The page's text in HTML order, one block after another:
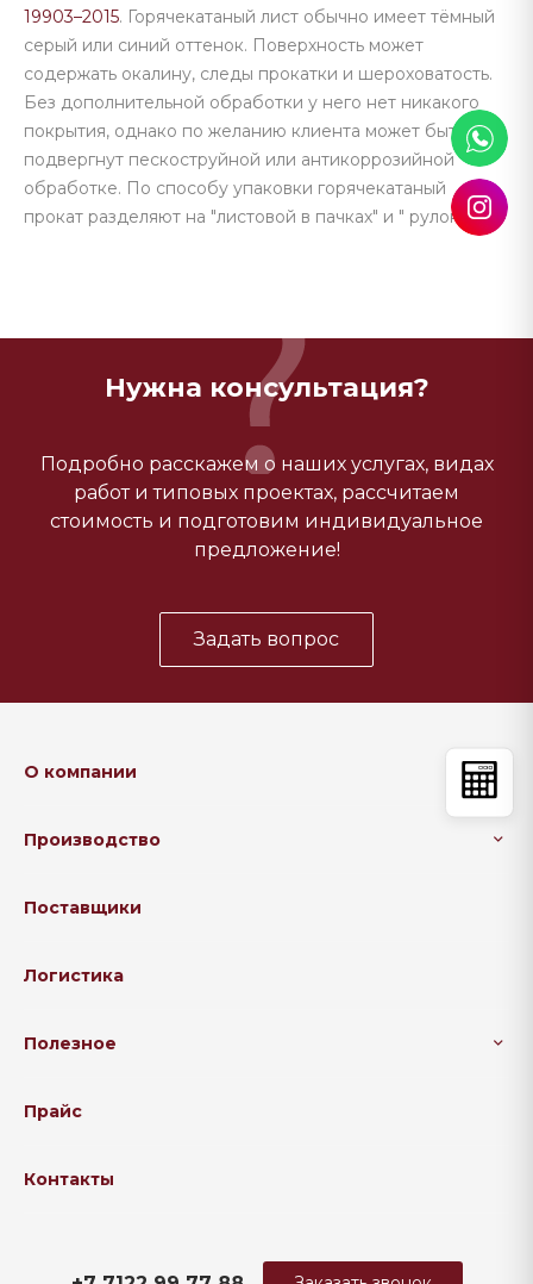
19903–2015. Горячекатаный лист обычно имеет тёмный
серый или синий оттенок. Поверхность может
содержать окалину, следы прокатки и шероховатость.
Без дополнительной обработки у него нет никакого
покрытия, однако по желанию клиента может быть
подвергнут пескоструйной или антикоррозийной
обработке. По способу упаковки горячекатаный
прокат разделяют на "листовой в пачках" и " рулонный".
Нужна консультация?
Подробно расскажем о наших услугах, видах
работ и типовых проектах, рассчитаем
стоимость и подготовим индивидуальное
предложение!
Задать вопрос
О компании
Производство
Поставщики
Логистика
Полезное
Прайс
Контакты